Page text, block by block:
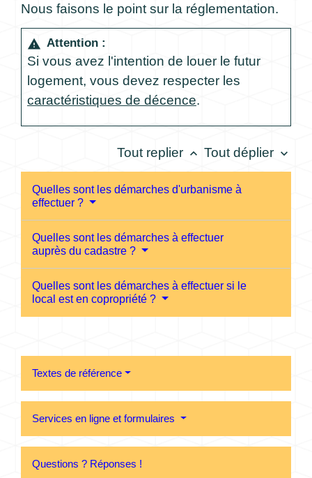
Nous faisons le point sur la réglementation.
warning Attention :
Si vous avez l'intention de louer le futur
logement, vous devez respecter les
caractéristiques de décence.
Tout replier keyboard_arrow_up Tout déplier keyboard_arrow_down
Quelles sont les démarches d'urbanisme à
effectuer ?
Quelles sont les démarches à effectuer
auprès du cadastre ?
Quelles sont les démarches à effectuer si le
local est en copropriété ?
Textes de référence
Services en ligne et formulaires
Questions ? Réponses !